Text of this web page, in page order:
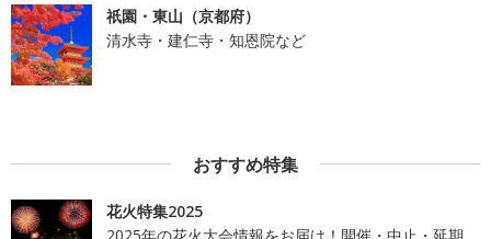
祇園・東山（京都府）
清水寺・建仁寺・知恩院など
おすすめ特集
花火特集2025